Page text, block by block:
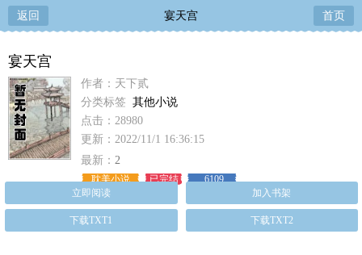
返回 宴天宫 首页
宴天宫
作者：天下贰
分类标签 其他小说
点击：28980
更新：2022/11/1 16:36:15
最新： 2
耽美小说 已完结
6109
立即阅读
加入书架
下载TXT1 下载TXT2